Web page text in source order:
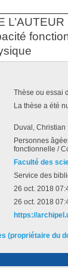
Thèse ou essai
La thèse a été
Duval, Christian
Personnes
fonctionnelle /
Faculté des
Service des
26 oct. 2018
26 oct. 2018
https://
(propriétaire du